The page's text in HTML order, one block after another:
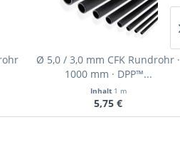
Ø 5,0 / 3,0 mm CFK Rundrohr ·
1000 mm · DPP™...
Inhalt 1 m
5,75 €